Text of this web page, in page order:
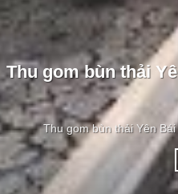
Thu gom bùn thải
Thu gom bùn thải Yên